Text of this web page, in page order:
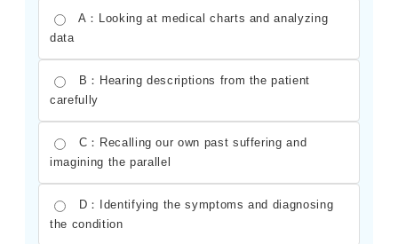
A：Looking at medical charts and analyzing
data
B：Hearing descriptions from the patient
carefully
C：Recalling our own past suffering and
imagining the parallel
D：Identifying the symptoms and diagnosing
the condition